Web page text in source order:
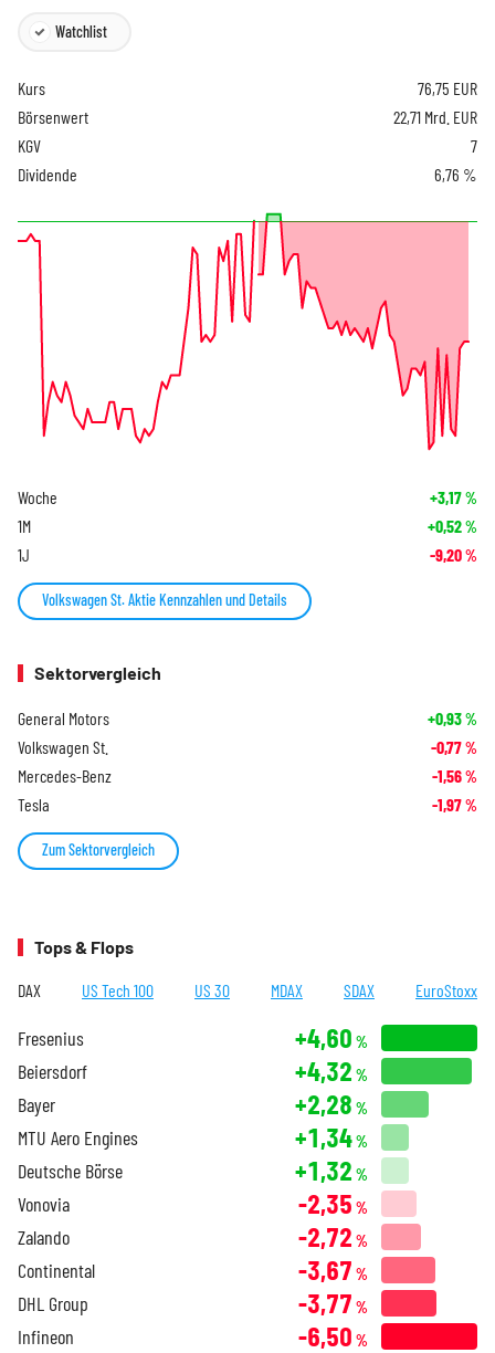
Watchlist
Kurs 76,75 EUR
Börsenwert
22,71 Mrd. EUR
KGV
7
Dividende
6,76 %
Woche +3,17%
1M +0,52%
1J -9,20%
Volkswagen St. Aktie Kennzahlen und Details
Sektorvergleich
General Motors +0,93%
Volkswagen St. -0,77%
Mercedes-Benz -1,56%
Tesla -1,97%
Zum Sektorvergleich
Tops & Flops
DAX US Tech 100 US 30 MDAX SDAX EuroStoxx
Fresenius +4,60 %
Beiersdorf +4,32 %
Bayer +2,28 %
MTU Aero Engines +1,34%
Deutsche Börse +1,32 %
Vonovia -2,35 %
Zalando -2,72 %
Continental -3,67 %
DHL Group -3,77 %
Infineon -6,50 %